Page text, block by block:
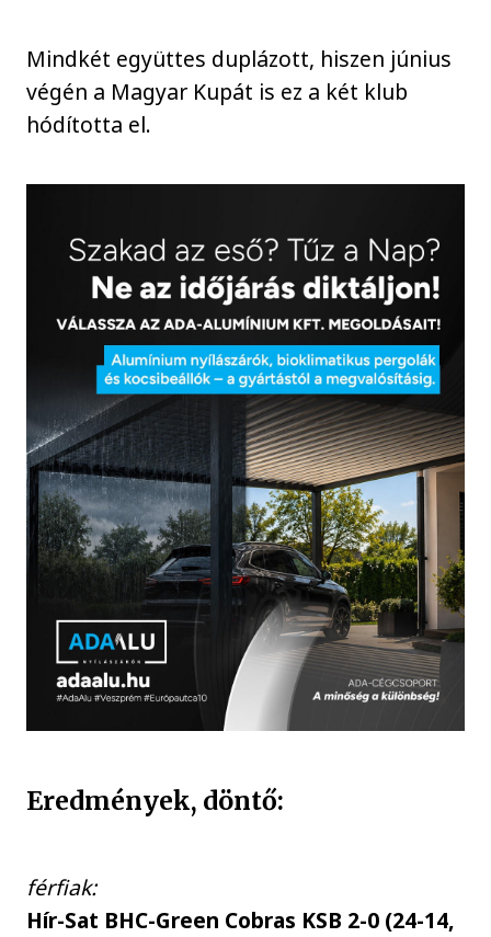
Mindkét együttes duplázott, hiszen június
végén a Magyar Kupát is ez a két klub
hódította el.
Eredmények, döntő:
férfiak:
Hír-Sat BHC-Green Cobras KSB 2-0 (24-14,